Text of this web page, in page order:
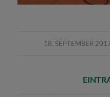
18. SEPTEMBER
/